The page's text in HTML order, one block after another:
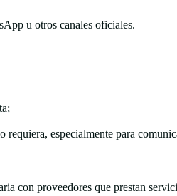
u otros canales oficiales.
especialmente para
con proveedores que prestan